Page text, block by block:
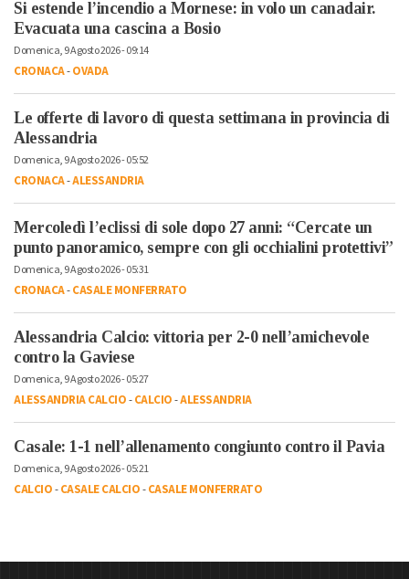
Si estende l’incendio a Mornese: in volo un canadair.
Evacuata una cascina a Bosio
Domenica, 9 Agosto 2026 - 09:14
CRONACA-OVADA
Le offerte di lavoro di questa settimana in provincia di
Alessandria
Domenica, 9 Agosto 2026 - 05:52
CRONACA-ALESSANDRIA
Mercoledì l’eclissi di sole dopo 27 anni: “Cercate un
punto panoramico, sempre con gli occhialini protettivi”
Domenica, 9 Agosto 2026 - 05:31
CRONACA-CASALE MONFERRATO
Alessandria Calcio: vittoria per 2-0 nell’amichevole
contro la Gaviese
Domenica, 9 Agosto 2026 - 05:27
ALESSANDRIA CALCIO-CALCIO-ALESSANDRIA
Casale: 1-1 nell’allenamento congiunto contro il Pavia
Domenica, 9 Agosto 2026 - 05:21
CALCIO-CASALE CALCIO-CASALE MONFERRATO